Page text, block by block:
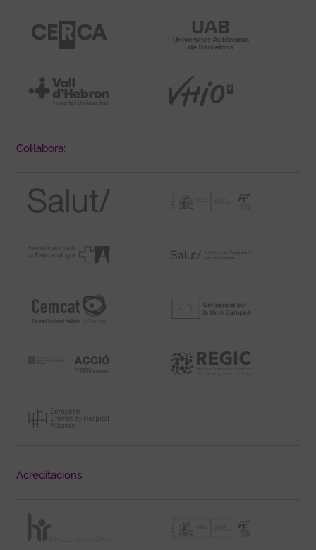
Col·labora:
Acreditacions: